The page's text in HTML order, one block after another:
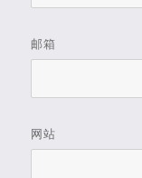
邮箱
网站